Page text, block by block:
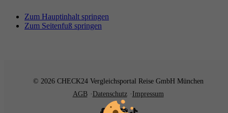
Zum Hauptinhalt springen
Zum Seitenfuß springen
© 2026 CHECK24 Vergleichsportal Reise GmbH München
AGB
Datenschutz Impressum